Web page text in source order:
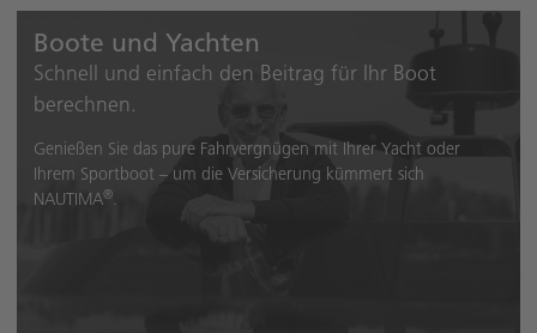
Boote und Yachten
Schnell und einfach den Beitrag für Ihr Boot
berechnen.
Genießen Sie das pure Fahrvergnügen mit Ihrer Yacht oder
Ihrem Sportboot – um die Versicherung kümmert sich
NAUTIMA®.